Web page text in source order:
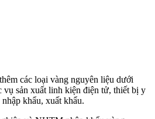
các loại vàng nguyên liệu dưới
vụ sản xuất linh kiện điện tử, thiết bị y
khẩu, xuất khẩu.